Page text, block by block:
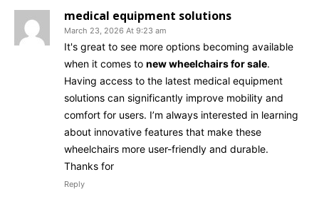
medical equipment solutions
March 23, 2026 At 9:23 am
It's great to see more options becoming available
when it comes to new wheelchairs for sale.
Having access to the latest medical equipment
solutions can significantly improve mobility and
comfort for users. I’m always interested in learning
about innovative features that make these
wheelchairs more user-friendly and durable.
Thanks for
Reply